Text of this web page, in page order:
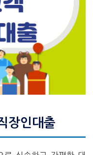
장인대출